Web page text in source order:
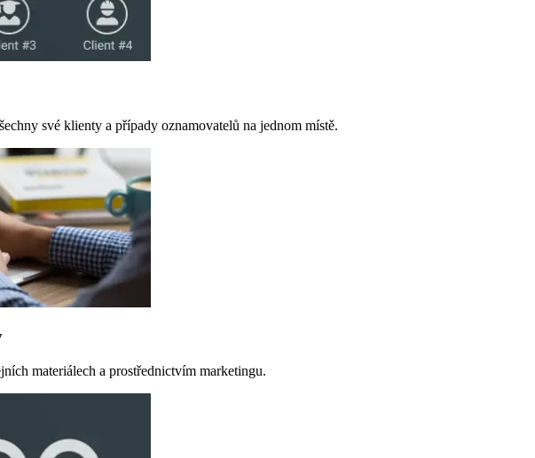
své klienty a případy oznamovatelů na jednom místě.
materiálech a prostřednictvím marketingu.